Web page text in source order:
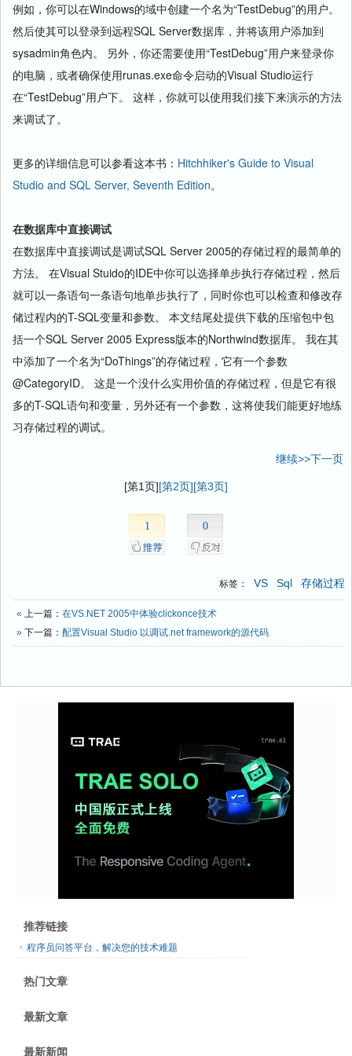
例如，你可以在Windows的域中创建一个名为“TestDebug”的用户。
然后使其可以登录到远程SQL Server数据库，并将该用户添加到
sysadmin角色内。 另外，你还需要使用“TestDebug”用户来登录你
的电脑，或者确保使用runas.exe命令启动的Visual Studio运行
在“TestDebug”用户下。 这样，你就可以使用我们接下来演示的方法
来调试了。
更多的详细信息可以参看这本书： Hitchhiker's Guide to Visual
Studio and SQL Server, Seventh Edition。
在数据库中直接调试
在数据库中直接调试是调试SQL Server 2005的存储过程的最简单的
方法。 在Visual Stuido的IDE中你可以选择单步执行存储过程，然后
就可以一条语句一条语句地单步执行了，同时你也可以检查和修改存
储过程内的T-SQL变量和参数。 本文结尾处提供下载的压缩包中包
括一个SQL Server 2005 Express版本的Northwind数据库。 我在其
中添加了一个名为“DoThings”的存储过程，它有一个参数
@CategoryID。 这是一个没什么实用价值的存储过程，但是它有很
多的T-SQL语句和变量，另外还有一个参数，这将使我们能更好地练
习存储过程的调试。
继续>>下一页
[第1页][第2页][第3页]
1 0
标签： VS Sql 存储过程
« 上一篇： 在VS.NET 2005中体验clickonce技术
» 下一篇： 配置Visual Studio 以调试.net framework的源代码
推荐链接
程序员问答平台，解决您的技术难题
热门文章
最新文章
最新新闻